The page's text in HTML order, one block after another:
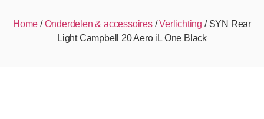
Home /Onderdelen & accessoires/Verlichting / SYN Rear
Light Campbell 20 Aero iL One Black